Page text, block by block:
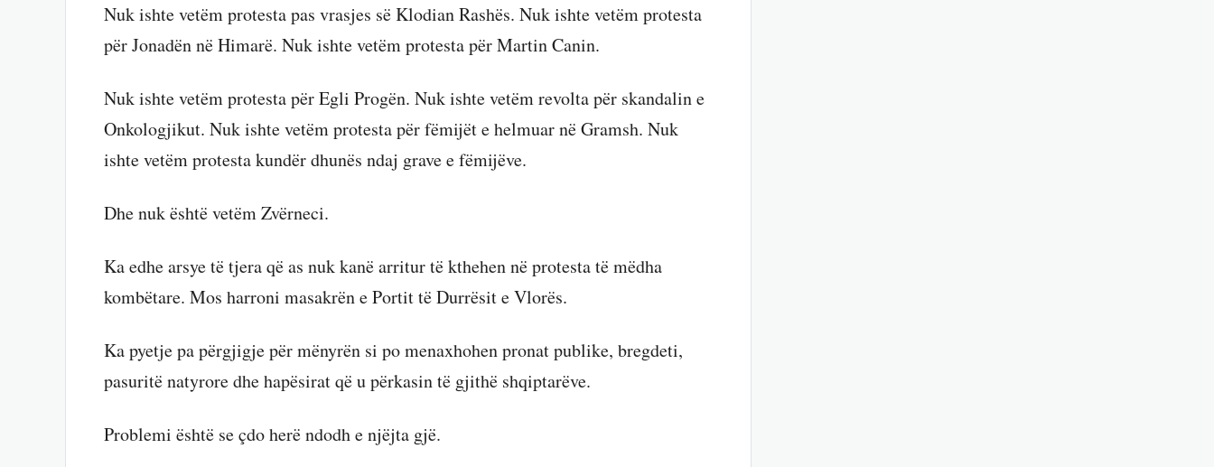
Nuk ishte vetëm protesta pas vrasjes së Klodian Rashës. Nuk ishte vetëm protesta
për Jonadën në Himarë. Nuk ishte vetëm protesta për Martin Canin.
Nuk ishte vetëm protesta për Egli Progën. Nuk ishte vetëm revolta për skandalin e
Onkologjikut. Nuk ishte vetëm protesta për fëmijët e helmuar në Gramsh. Nuk
ishte vetëm protesta kundër dhunës ndaj grave e fëmijëve.
Dhe nuk është vetëm Zvërneci.
Ka edhe arsye të tjera që as nuk kanë arritur të kthehen në protesta të mëdha
kombëtare. Mos harroni masakrën e Portit të Durrësit e Vlorës.
Ka pyetje pa përgjigje për mënyrën si po menaxhohen pronat publike, bregdeti,
pasuritë natyrore dhe hapësirat që u përkasin të gjithë shqiptarëve.
Problemi është se çdo herë ndodh e njëjta gjë.